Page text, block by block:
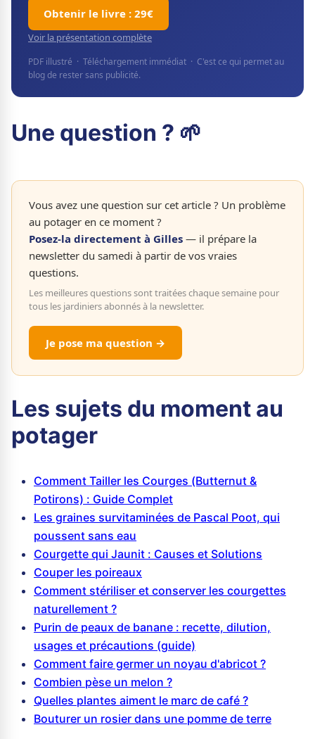
Obtenir le livre : 29€
Voir la présentation complète
PDF illustré · Téléchargement immédiat · C'est ce qui permet au
blog de rester sans publicité.
Une question ? 🌱
Vous avez une question sur cet article ? Un problème
au potager en ce moment ?
Posez-la directement à Gilles — il prépare la
newsletter du samedi à partir de vos vraies
questions.
Les meilleures questions sont traitées chaque semaine pour
tous les jardiniers abonnés à la newsletter.
Je pose ma question →
Les sujets du moment au
potager
Comment Tailler les Courges (Butternut &
Potirons) : Guide Complet
Les graines survitaminées de Pascal Poot, qui
poussent sans eau
Courgette qui Jaunit : Causes et Solutions
Couper les poireaux
Comment stériliser et conserver les courgettes
naturellement ?
Purin de peaux de banane : recette, dilution,
usages et précautions (guide)
Comment faire germer un noyau d'abricot ?
Combien pèse un melon ?
Quelles plantes aiment le marc de café ?
Bouturer un rosier dans une pomme de terre